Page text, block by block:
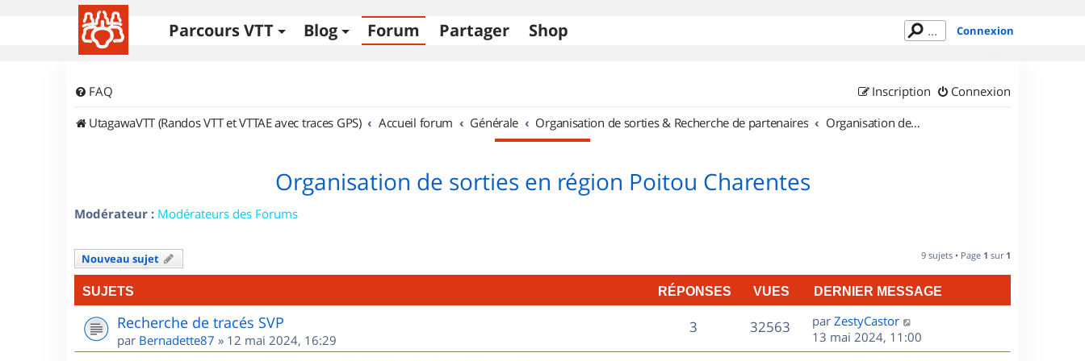
Parcours VTT Blog Forum Partager Shop Connexion
FAQ Connexion
Inscription
UtagawaVTT (Randos VTT et VTTAE avec traces GPS)
Accueil forum Générale Organisation de sorties & Recherche de partenaires Organisation de sorties en région Poitou Charentes
Organisation de sorties en région Poitou Charentes
Modérateur : Modérateurs des Forums
Nouveau sujet 9 sujets • Page 1 sur 1
SUJETS RÉPONSES VUES DERNIER MESSAGE
Recherche de tracés SVP
par Bernadette87 » 12 mai 2024, 16:29
3R
é
32563V
u
D
e
r
par ZestyCastor
13 mai 2024, 11:00